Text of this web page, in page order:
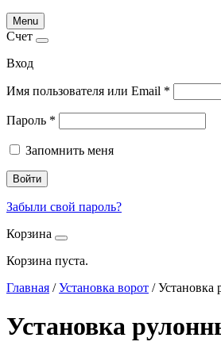
Menu
Счет
Вход
Имя пользователя или Email *
Пароль *
Запомнить меня
Войти
Забыли свой пароль?
Корзина
Корзина пуста.
Главная /Установка ворот /Установка
Установка